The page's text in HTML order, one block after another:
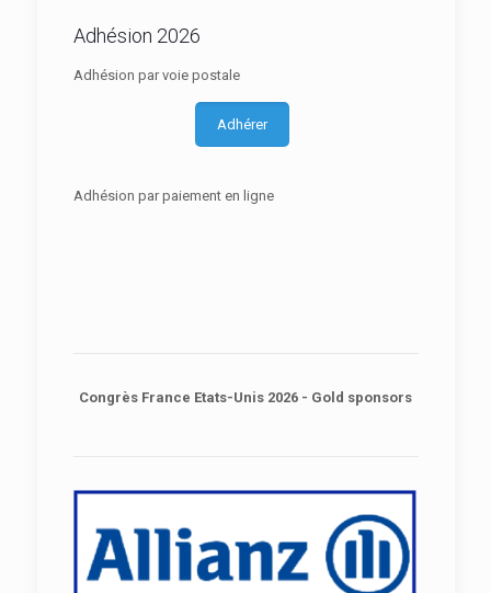
Adhésion 2026
Adhésion par voie postale
Adhérer
Adhésion par paiement en ligne
Congrès France Etats-Unis 2026 - Gold sponsors